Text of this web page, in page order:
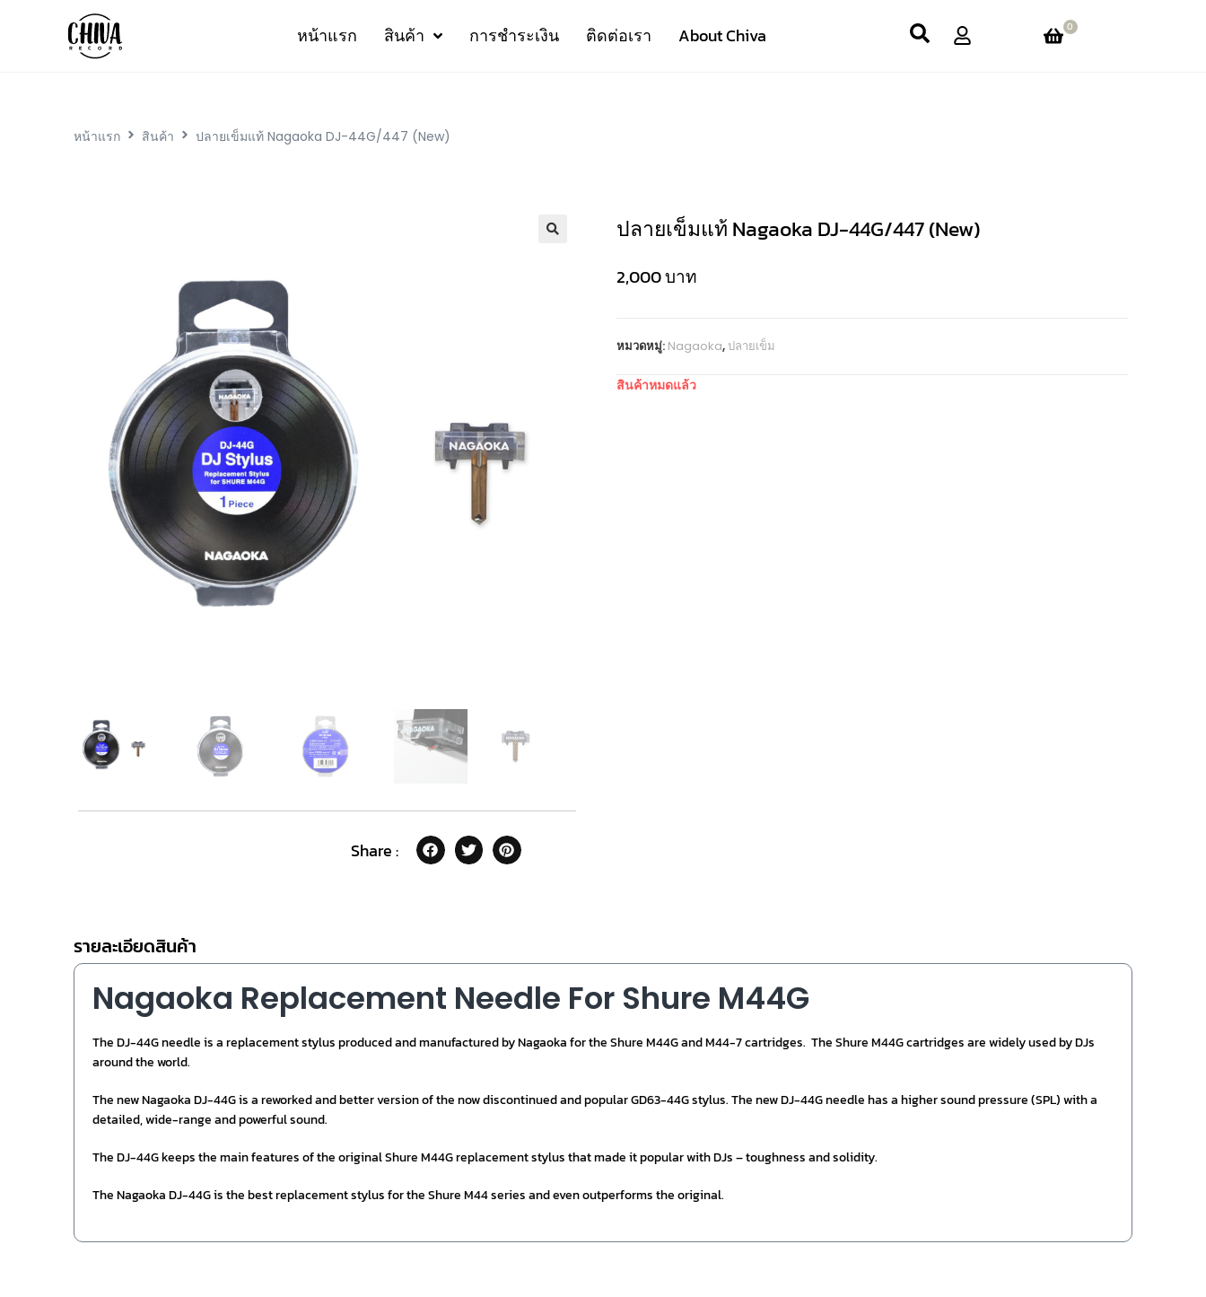
หน้าแรก สินค้า การชำระเงิน ติดต่อเรา About Chiva 0
หน้าแรก สินค้า ปลายเข็มแท้ Nagaoka DJ-44G/447 (New)
Share :
ปลายเข็มแท้ Nagaoka DJ-44G/447 (New)
2,000บาท
หมวดหมู่: Nagaoka,ปลายเข็ม
สินค้าหมดแล้ว
รายละเอียดสินค้า
Nagaoka Replacement Needle For Shure M44G
The DJ-44G needle is a replacement stylus produced and manufactured by Nagaoka for the Shure M44G and M44-7 cartridges. The Shure M44G cartridges are widely used by DJs
around the world.
The new Nagaoka DJ-44G is a reworked and better version of the now discontinued and popular GD63-44G stylus. The new DJ-44G needle has a higher sound pressure (SPL) with a
detailed, wide-range and powerful sound.
The DJ-44G keeps the main features of the original Shure M44G replacement stylus that made it popular with DJs – toughness and solidity.
The Nagaoka DJ-44G is the best replacement stylus for the Shure M44 series and even outperforms the original.